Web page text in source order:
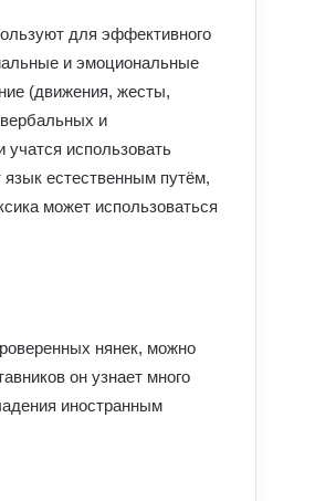
для эффективного
и эмоциональные
(движения, жесты,
и
использовать
естественным путём,
может использоваться
нянек, можно
он узнает много
иностранным
злочинців: схеми, про які
магнітних бур на 1–2 серпня:
чи є загроза здоров’ю
обирають Німеччину
переваги та недоліки